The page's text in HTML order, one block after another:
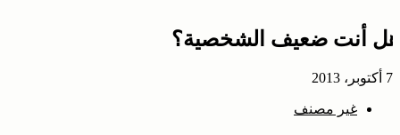
هل أنت ضعيف الشخصية؟
7 أكتوبر، 2013
غير مصنف